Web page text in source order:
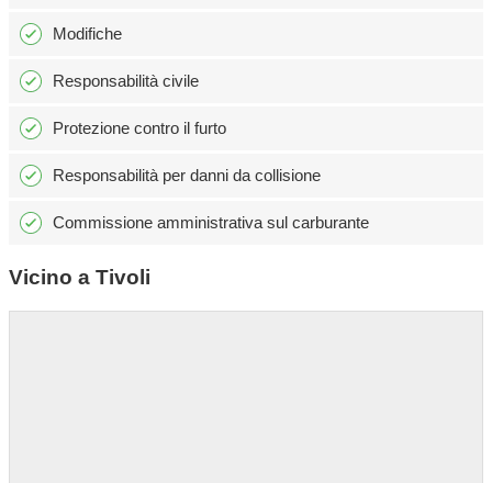
Modifiche
Responsabilità civile
Protezione contro il furto
Responsabilità per danni da collisione
Commissione amministrativa sul carburante
Vicino a Tivoli